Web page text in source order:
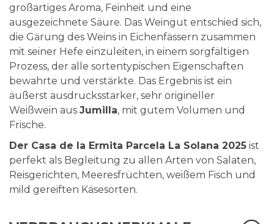
großartiges Aroma, Feinheit und eine
ausgezeichnete Säure. Das Weingut entschied sich,
die Gärung des Weins in Eichenfässern zusammen
mit seiner Hefe einzuleiten, in einem sorgfältigen
Prozess, der alle sortentypischen Eigenschaften
bewahrte und verstärkte. Das Ergebnis ist ein
äußerst ausdrucksstarker, sehr origineller
Weißwein aus Jumilla, mit gutem Volumen und
Frische.
Der Casa de la Ermita Parcela La Solana 2025 ist
perfekt als Begleitung zu allen Arten von Salaten,
Reisgerichten, Meeresfrüchten, weißem Fisch und
mild gereiften Käsesorten.